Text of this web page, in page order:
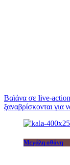
Βαϊάνα σε live-
ξαναβρίσκονται
Μεγάλη οθόνη